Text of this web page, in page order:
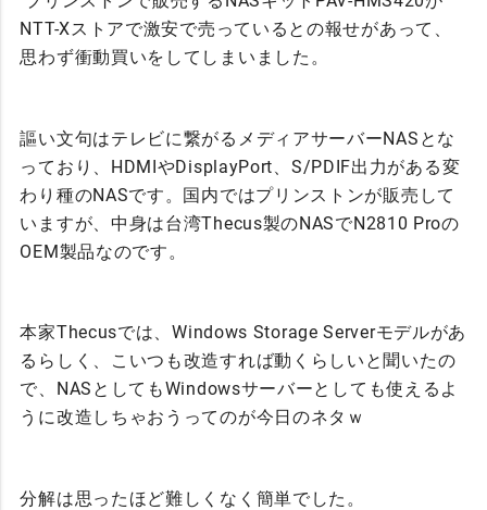
NTT-Xストアで激安で売っているとの報せがあって、
思わず衝動買いをしてしまいました。
謳い文句はテレビに繋がるメディアサーバーNASとな
っており、HDMIやDisplayPort、S/PDIF出力がある変
わり種のNASです。国内ではプリンストンが販売して
いますが、中身は台湾Thecus製のNASでN2810 Proの
OEM製品なのです。
本家Thecusでは、Windows Storage Serverモデルがあ
るらしく、こいつも改造すれば動くらしいと聞いたの
で、NASとしてもWindowsサーバーとしても使えるよ
うに改造しちゃおうってのが今日のネタｗ
分解は思ったほど難しくなく簡単でした。